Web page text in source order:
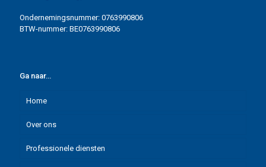
Ondernemingsnummer: 0763990806
BTW-nummer: BE0763990806
Ga naar…
Home
Over ons
Waarom Cleaning Plus Services?
Professionele diensten